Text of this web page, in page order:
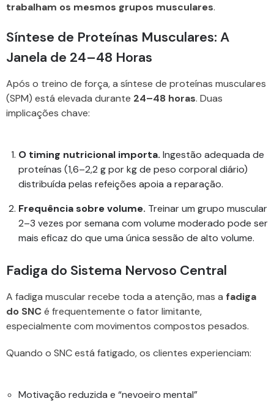
trabalham os mesmos grupos musculares.
Síntese de Proteínas Musculares: A
Janela de 24–48 Horas
Após o treino de força, a síntese de proteínas musculares
(SPM) está elevada durante 24–48 horas. Duas
implicações chave:
O timing nutricional importa. Ingestão adequada de
proteínas (1,6–2,2 g por kg de peso corporal diário)
distribuída pelas refeições apoia a reparação.
Frequência sobre volume. Treinar um grupo muscular
2–3 vezes por semana com volume moderado pode ser
mais eficaz do que uma única sessão de alto volume.
Fadiga do Sistema Nervoso Central
A fadiga muscular recebe toda a atenção, mas a fadiga
do SNCé frequentemente o fator limitante,
especialmente com movimentos compostos pesados.
Quando o SNC está fatigado, os clientes experienciam:
Motivação reduzida e “nevoeiro mental”